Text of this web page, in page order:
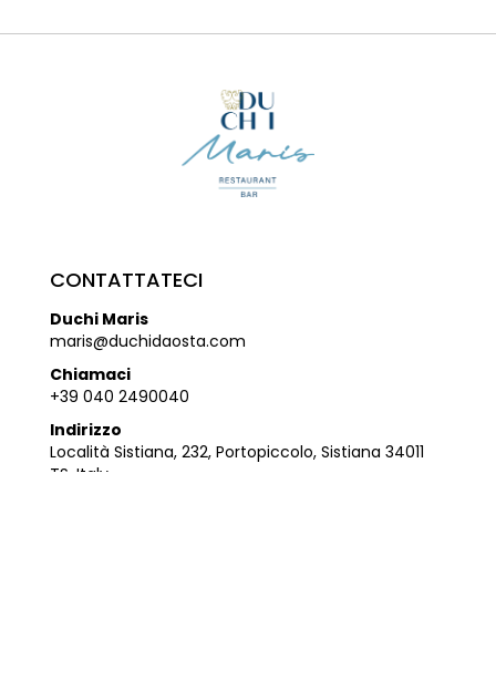
CONTATTATECI
Duchi Maris
maris@duchidaosta.com
Chiamaci
+39 040 2490040
Indirizzo
Località Sistiana, 232, Portopiccolo, Sistiana 34011
TS, Italy